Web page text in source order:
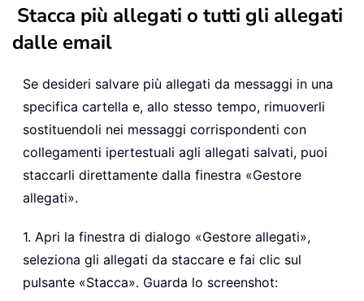
Stacca più allegati o tutti gli allegati
dalle email
Se desideri salvare più allegati da messaggi in una
specifica cartella e, allo stesso tempo, rimuoverli
sostituendoli nei messaggi corrispondenti con
collegamenti ipertestuali agli allegati salvati, puoi
staccarli direttamente dalla finestra «Gestore
allegati».
1. Apri la finestra di dialogo «Gestore allegati»,
seleziona gli allegati da staccare e fai clic sul
pulsante «Stacca». Guarda lo screenshot: